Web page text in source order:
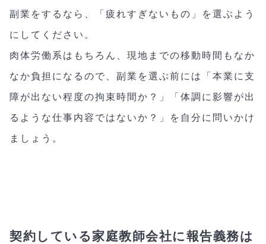
副業をするなら、「疲れすぎないもの」を選ぶよう
にしてください。
肉体労働系はもちろん、現地までの移動時間もなか
なか負担になるので、副業を選ぶ前には「本業に支
障が出ない程度の拘束時間か？」「体調に影響が出
るような仕事内容ではないか？」を自分に問いかけ
ましょう。
契約している家庭教師会社に報告義務は